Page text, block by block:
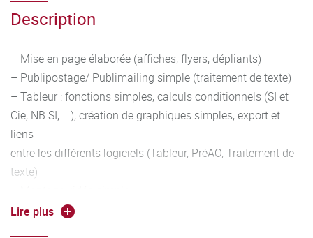
Description
– Mise en page élaborée (affiches, flyers, dépliants)
– Publipostage/ Publimailing simple (traitement de texte)
– Tableur : fonctions simples, calculs conditionnels (SI et
Cie, NB.SI, ...), création de graphiques simples, export et
liens
entre les différents logiciels (Tableur, PréAO, Traitement de
texte)
– Utilisation des réseaux sociaux, des sites internet :
Lire plus